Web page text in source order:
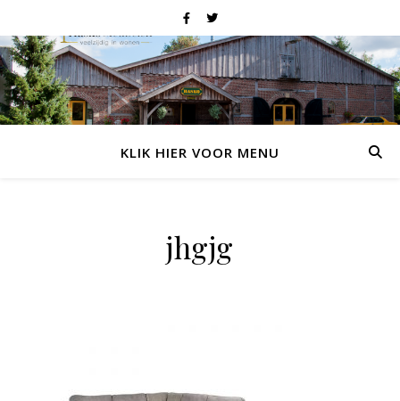
KLIK HIER VOOR MENU
jhgjg